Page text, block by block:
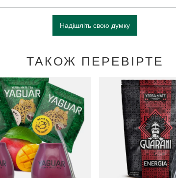
Надішліть свою думку
ТАКОЖ ПЕРЕВІРТЕ